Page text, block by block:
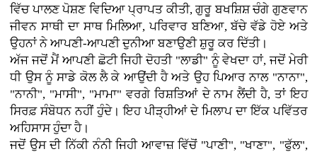
ਵਿੱਚ ਪਾਲਣ ਪੋਸ਼ਣ ਵਿਦਿਆ ਪ੍ਰਾਪਤ ਕੀਤੀ, ਗੁਰੂ ਬਖਸ਼ਿਸ਼ ਚੰਗੇ ਗੁਣਵਾਨ
ਜੀਵਨ ਸਾਥੀ ਦਾ ਸਾਥ ਮਿਲਿਆ, ਪਰਿਵਾਰ ਬਣਿਆ, ਬੱਚੇ ਵੱਡੇ ਹੋਏ ਅਤੇ
ਉਹਨਾਂ ਨੇ ਆਪਣੀ-ਆਪਣੀ ਦੁਨੀਆ ਬਣਾਉਣੀ ਸ਼ੁਰੂ ਕਰ ਦਿੱਤੀ।
ਅੱਜ ਜਦੋਂ ਮੈਂ ਆਪਣੀ ਛੋਟੀ ਜਿਹੀ ਦੋਹਤੀ "ਲਾਡੀ" ਨੂੰ ਵੇਖਦਾ ਹਾਂ, ਜਦੋਂ ਮੇਰੀ
ਧੀ ਉਸ ਨੂੰ ਸਾਡੇ ਕੋਲ ਲੈ ਕੇ ਆਉਂਦੀ ਹੈ ਅਤੇ ਉਹ ਪਿਆਰ ਨਾਲ "ਨਾਨਾ",
"ਨਾਨੀ", "ਮਾਸੀ", "ਮਾਮਾ" ਵਰਗੇ ਰਿਸ਼ਤਿਆਂ ਦੇ ਨਾਮ ਲੈਂਦੀ ਹੈ, ਤਾਂ ਇਹ
ਸਿਰਫ਼ ਸੰਬੋਧਨ ਨਹੀਂ ਹੁੰਦੇ। ਇਹ ਪੀੜ੍ਹੀਆਂ ਦੇ ਮਿਲਾਪ ਦਾ ਇੱਕ ਪਵਿੱਤਰ
ਅਹਿਸਾਸ ਹੁੰਦਾ ਹੈ।
ਜਦੋਂ ਉਸ ਦੀ ਨਿੱਕੀ ਨੰਨੀ ਜਿਹੀ ਆਵਾਜ਼ ਵਿੱਚੋਂ "ਪਾਣੀ", "ਖਾਣਾ", "ਫੁੱਲ",